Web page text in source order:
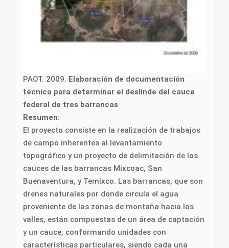
PAOT. 2009. Elaboración de documentación
técnica para determinar el deslinde del cauce
federal de tres barrancas
Resumen:
El proyecto consiste en la realización de trabajos
de campo inherentes al levantamiento
topográfico y un proyecto de delimitación de los
cauces de las barrancas Mixcoac, San
Buenaventura, y Temixco. Las barrancas, que son
drenes naturales por donde circula el agua
proveniente de las zonas de montaña hacia los
valles, están compuestas de un área de captación
y un cauce, conformando unidades con
características particulares, siendo cada una